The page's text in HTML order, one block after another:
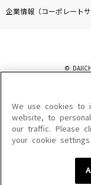
企業情報（コーポレートサ
©
このサイトに掲載されてい
を問わず、著作権法の定め
を禁じます。
楽曲及びコンテンツは、機
楽曲及びコンテンツの配信
We use cookies to
website, to
our traffic. Please
your cookie